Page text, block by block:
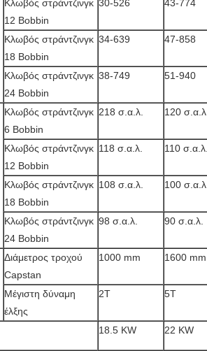
Κλωβός στράντζινγκ
12 Bobbin
30-526 43-774
Κλωβός στράντζινγκ
18 Bobbin
34-639 47-858
Κλωβός στράντζινγκ
24 Bobbin
38-749 51-940
Κλωβός στράντζινγκ
6 Bobbin
218 σ.α.λ. 120 σ.α.λ.
Κλωβός στράντζινγκ
12 Bobbin
118 σ.α.λ. 110 σ.α.λ.
Κλωβός στράντζινγκ
18 Bobbin
108 σ.α.λ. 100 σ.α.λ.
Κλωβός στράντζινγκ
24 Bobbin
98 σ.α.λ. 90 σ.α.λ.
Διάμετρος τροχού
Capstan
1000 mm 1600 mm
Μέγιστη δύναμη
έλξης
2T 5T
18.5 KW 22 KW